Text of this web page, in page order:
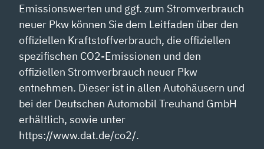
Emissionswerten und ggf. zum Stromverbrauch
neuer Pkw können Sie dem Leitfaden über den
offiziellen Kraftstoffverbrauch, die offiziellen
spezifischen CO2-Emissionen und den
offiziellen Stromverbrauch neuer Pkw
entnehmen. Dieser ist in allen Autohäusern und
bei der Deutschen Automobil Treuhand GmbH
erhältlich, sowie unter
https://www.dat.de/co2/.